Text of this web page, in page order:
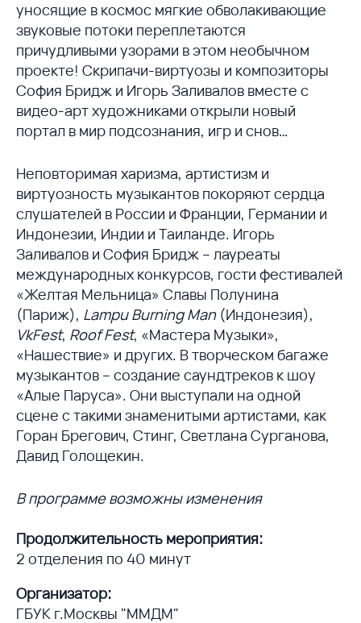
уносящие в космос мягкие обволакивающие
звуковые потоки переплетаются
причудливыми узорами в этом необычном
проекте! Скрипачи-виртуозы и композиторы
София Бридж и Игорь Заливалов вместе с
видео-арт художниками открыли новый
портал в мир подсознания, игр и снов…
Неповторимая харизма, артистизм и
виртуозность музыкантов покоряют сердца
слушателей в России и Франции, Германии и
Индонезии, Индии и Таиланде. Игорь
Заливалов и София Бридж – лауреаты
международных конкурсов, гости фестивалей
«Желтая Мельница» Славы Полунина
(Париж), Lampu Burning Man(Индонезия),
VkFest, Roof Fest, «Мастера Музыки»,
«Нашествие» и других. В творческом багаже
музыкантов – создание саундтреков к шоу
«Алые Паруса». Они выступали на одной
сцене с такими знаменитыми артистами, как
Горан Брегович, Стинг, Светлана Сурганова,
Давид Голощекин.
В программе возможны изменения
Продолжительность мероприятия:
2 отделения по 40 минут
Организатор:
ГБУК г.Москвы "ММДМ"